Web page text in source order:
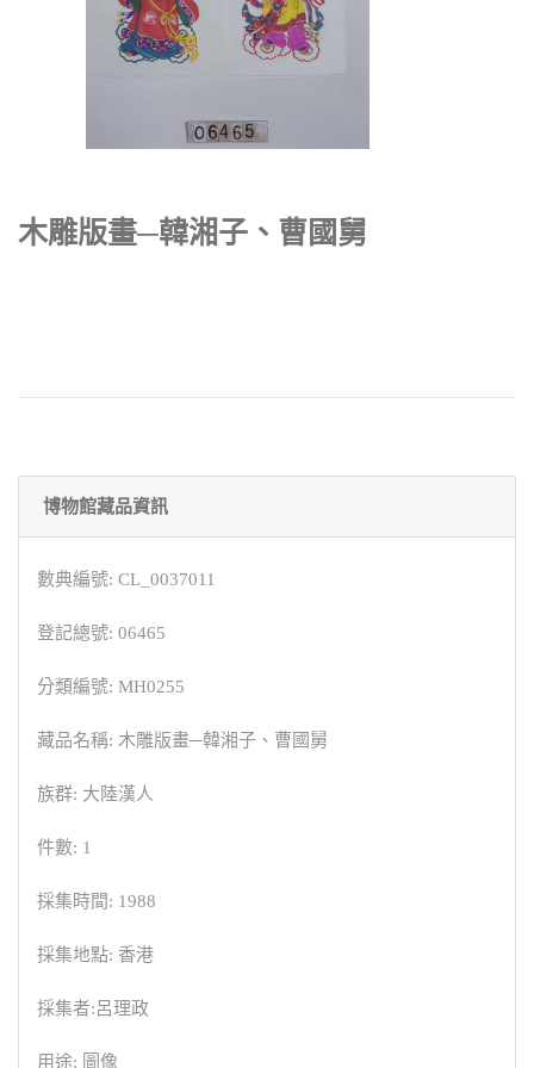
木雕版畫─韓湘子、曹國舅
博物館藏品資訊
數典編號: CL_0037011
登記總號: 06465
分類編號: MH0255
藏品名稱: 木雕版畫─韓湘子、曹國舅
族群: 大陸漢人
件數: 1
採集時間: 1988
採集地點: 香港
採集者:呂理政
用途: 圖像